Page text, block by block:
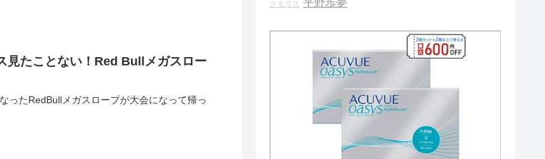
見たことない！Red Bullメガスロー
ったRedBullメガスロープが大会になって帰っ
クモリス